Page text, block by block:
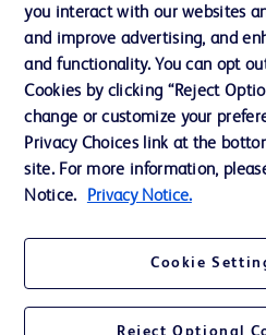
Assistance
Nous contacter
Préférences en matière de cookies
Confidentialité
Accessibilité du site Web
you interact with our websites
and improve advertising, and
and functionality. You can opt
Cookies by clicking “Reject
change or customize your
Privacy Choices link at the
site. For more information,
Notice.
Privacy Notice.
Cookie
Reject Optional